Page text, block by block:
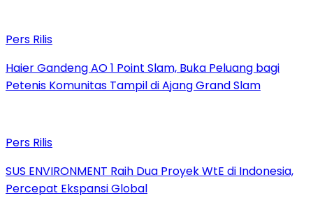
Pers Rilis
Haier Gandeng AO 1 Point Slam, Buka Peluang bagi
Petenis Komunitas Tampil di Ajang Grand Slam
Pers Rilis
SUS ENVIRONMENT Raih Dua Proyek WtE di Indonesia,
Percepat Ekspansi Global